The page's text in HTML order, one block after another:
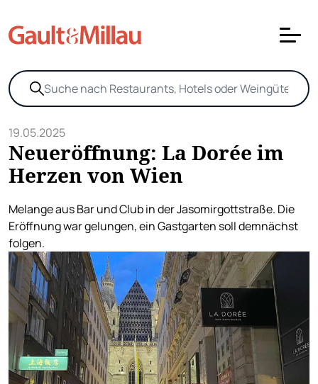
19.05.2025
Neueröffnung: La Dorée im
Herzen von Wien
Melange aus Bar und Club in der Jasomirgottstraße. Die
Eröffnung war gelungen, ein Gastgarten soll demnächst
folgen.